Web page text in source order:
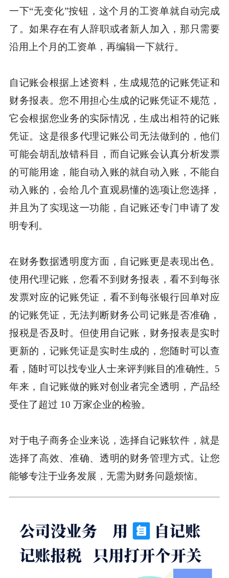
一下“无变化”按钮，这个月的工资单就自动完成
了。如果存在有人辞职或者新人加入，那只需要
沿用上个月的工资单，再编辑一下就行。
自记账会根据上述资料，生成规范的记账凭证和
财务报表。您不用担心生成的记账凭证不规范，
它会根据您业务的实际情况，生成出相符的记账
凭证。这是很多代理记账公司无法做到的，他们
可能会胡乱放错科目，而自记账会认真分析发票
的可能用途，能自动入账的就自动入账，不能自
动入账的，会给几个直观易懂的选项让您选择，
并且为了实现这一功能，自记账还专门申请了发
明专利。
在财务数据透明度方面，自记账更是表现出色。
使用代理记账，您看不到财务报表，看不到每张
发票对应的记账凭证，看不到每张银行回单对应
的记账凭证，无法判断财务公司记账是否准确，
报税是否及时。但使用自记账，财务报表是实时
更新的，记账凭证是实时生成的，您随时可以查
看，随时可以找专业人士来评判账目的准确性。5
年来，自记账做的账对创业者完全透明，产品经
受住了超过 10 万家企业的检验。
对于电子商务企业来说，选择自记账软件，就是
选择了高效、准确、透明的财务管理方式。让您
能够专注于业务发展，无需为财务问题烦恼。